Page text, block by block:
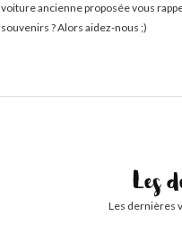
voiture ancienne proposée vous
souvenirs ? Alors aidez-nous ;)
Les
Les dernières